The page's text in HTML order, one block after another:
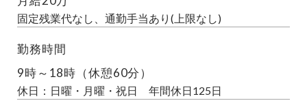
固定残業代なし、通勤手当あり(上限なし)
勤務時間
9時～18時（休憩60分）
休日：日曜・月曜・祝日 年間休日125日